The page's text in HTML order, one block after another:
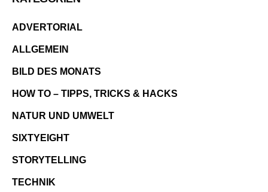
ADVERTORIAL
ALLGEMEIN
BILD DES MONATS
HOW TO – TIPPS, TRICKS & HACKS
NATUR UND UMWELT
SIXTYEIGHT
STORYTELLING
TECHNIK